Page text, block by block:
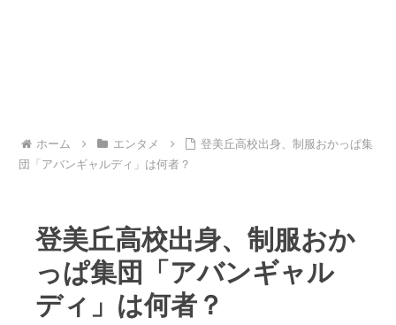
ホーム エンタメ
登美丘高校出身、制服おかっぱ集
団「アバンギャルディ」は何者？
登美丘高校出身、制服おか
っぱ集団「アバンギャル
ディ」は何者？